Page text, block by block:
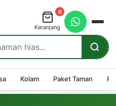
0
Keranjang
Kolam Paket Taman